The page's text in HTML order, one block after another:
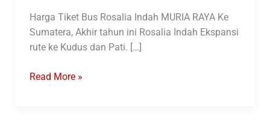
Harga Tiket Bus Rosalia Indah MURIA RAYA Ke
Sumatera, Akhir tahun ini Rosalia Indah Ekspansi
rute ke Kudus dan Pati. […]
Harga
Read More »